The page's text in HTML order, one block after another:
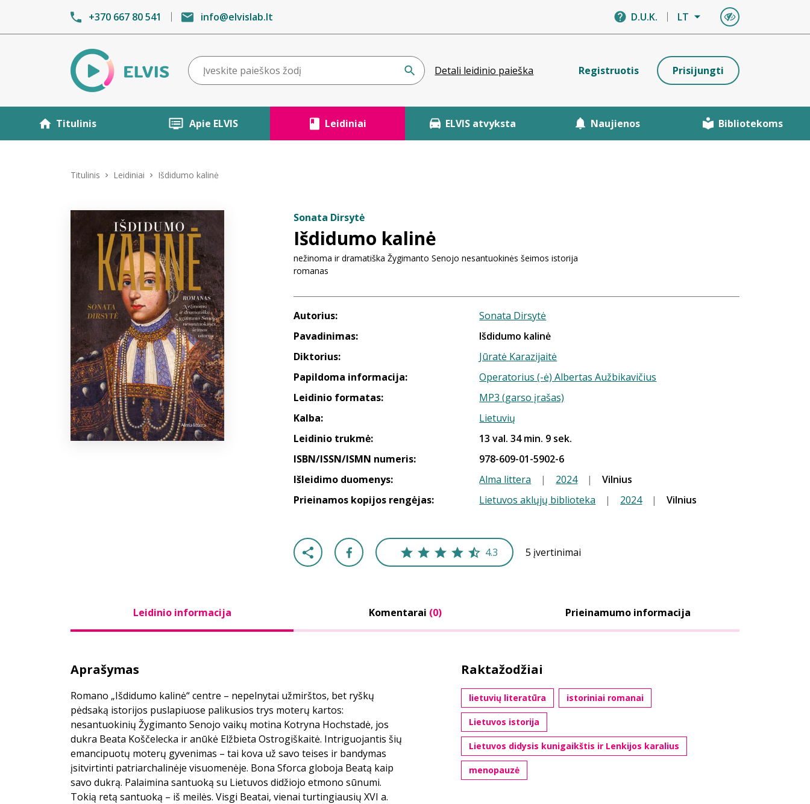
+370 667 80 541 info@elvislab.lt D.U.K. LT
Detali leidinio paieška Registruotis Prisijungti
Titulinis Apie ELVIS Leidiniai ELVIS atvyksta Naujienos Bibliotekoms
Titulinis Leidiniai Išdidumo kalinė
Sonata Dirsytė
Išdidumo kalinė
nežinoma ir dramatiška Žygimanto Senojo nesantuokinės šeimos istorija
romanas
Autorius:
Sonata Dirsytė
Pavadinimas:
Išdidumo kalinė
Diktorius:
Jūratė Karazijaitė
Papildoma informacija:
Operatorius (-ė) Albertas Aužbikavičius
Leidinio formatas:
MP3 (garso įrašas)
Kalba:
Lietuvių
Leidinio trukmė:
13 val. 34 min. 9 sek.
ISBN/ISSN/ISMN numeris:
978-609-01-5902-6
Išleidimo duomenys:
Alma littera | 2024 |
Vilnius
Prieinamos kopijos rengėjas:
Lietuvos aklųjų biblioteka | 2024 | Vilnius
4.3 5 įvertinimai
Leidinio informacija Komentarai (0) Prieinamumo informacija
Aprašymas
Romano „Išdidumo kalinė“ centre – nepelnytai užmirštos, bet ryškų
pėdsaką istorijos puslapiuose palikusios trys moterų kartos:
nesantuokinių Žygimanto Senojo vaikų motina Kotryna Hochstadė, jos
dukra Beata Koščelecka ir anūkė Elžbieta Ostrogiškaitė. Intriguojantis šių
emancipuotų moterų gyvenimas – tai kova už savo teises ir bandymas
įsitvirtinti patriarchalinėje visuomenėje. Bona Sforca globoja Beatą kaip
savo dukrą. Palaimina santuoką su Lietuvos didžiojo etmono sūnumi.
Tokią retą santuoką – iš meilės. Visgi Beatai, vienai turtingiausių XVI a.
Raktažodžiai
lietuvių literatūra istoriniai romanai
Lietuvos istorija
Lietuvos didysis kunigaikštis ir Lenkijos karalius
menopauzė